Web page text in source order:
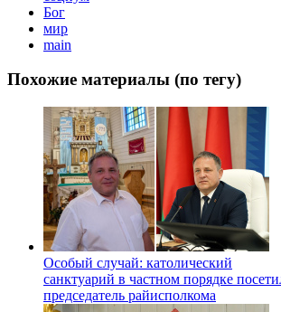
Бог
мир
main
Похожие материалы (по тегу)
Особый случай: католический
санктуарий в частном порядке
председатель райисполкома